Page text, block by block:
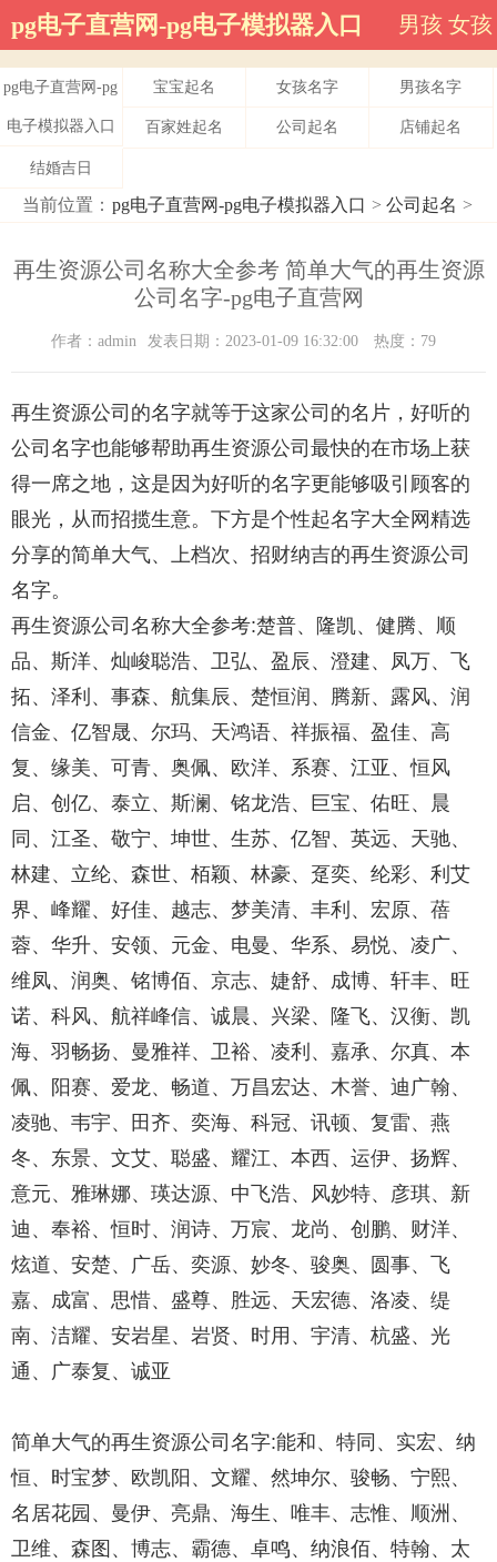
pg电子直营网-pg电子模拟器入口 男孩 女孩
pg电子直营网-pg
电子模拟器入口
宝宝起名 女孩名字 男孩名字
百家姓起名 公司起名 店铺起名
结婚吉日
当前位置： pg电子直营网-pg电子模拟器入口 > 公司起名 >
再生资源公司名称大全参考 简单大气的再生资源
公司名字-pg电子直营网
作者：admin 发表日期：2023-01-09 16:32:00 热度：79
再生资源公司的名字就等于这家公司的名片，好听的
公司名字也能够帮助再生资源公司最快的在市场上获
得一席之地，这是因为好听的名字更能够吸引顾客的
眼光，从而招揽生意。下方是个性起名字大全网精选
分享的简单大气、上档次、招财纳吉的再生资源公司
名字。
再生资源公司名称大全参考:楚普、隆凯、健腾、顺
品、斯洋、灿峻聪浩、卫弘、盈辰、澄建、凤万、飞
拓、泽利、事森、航集辰、楚恒润、腾新、露风、润
信金、亿智晟、尔玛、天鸿语、祥振福、盈佳、高
复、缘美、可青、奥佩、欧洋、系赛、江亚、恒风
启、创亿、泰立、斯澜、铭龙浩、巨宝、佑旺、晨
同、江圣、敬宁、坤世、生苏、亿智、英远、天驰、
林建、立纶、森世、栢颖、林豪、趸奕、纶彩、利艾
界、峰耀、好佳、越志、梦美清、丰利、宏原、蓓
蓉、华升、安领、元金、电曼、华系、易悦、凌广、
维凤、润奥、铭博佰、京志、婕舒、成博、轩丰、旺
诺、科风、航祥峰信、诚晨、兴梁、隆飞、汉衡、凯
海、羽畅扬、曼雅祥、卫裕、凌利、嘉承、尔真、本
佩、阳赛、爱龙、畅道、万昌宏达、木誉、迪广翰、
凌驰、韦宇、田齐、奕海、科冠、讯顿、复雷、燕
冬、东景、文艾、聪盛、耀江、本西、运伊、扬辉、
意元、雅琳娜、瑛达源、中飞浩、风妙特、彦琪、新
迪、奉裕、恒时、润诗、万宸、龙尚、创鹏、财洋、
炫道、安楚、广岳、奕源、妙冬、骏奥、圆事、飞
嘉、成富、思惜、盛尊、胜远、天宏德、洛凌、缇
南、洁耀、安岩星、岩贤、时用、宇清、杭盛、光
通、广泰复、诚亚
简单大气的再生资源公司名字:能和、特同、实宏、纳
恒、时宝梦、欧凯阳、文耀、然坤尔、骏畅、宁熙、
名居花园、曼伊、亮鼎、海生、唯丰、志惟、顺洲、
卫维、森图、博志、霸德、卓鸣、纳浪佰、特翰、太